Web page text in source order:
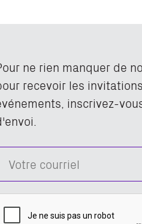
ne rien manquer de
recevoir les
inscrivez-